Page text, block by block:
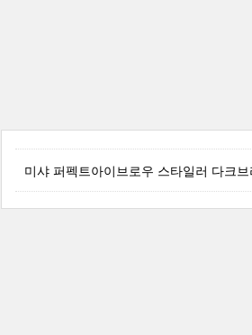
미샤 퍼펙트아이브로우 스타일러 다크브